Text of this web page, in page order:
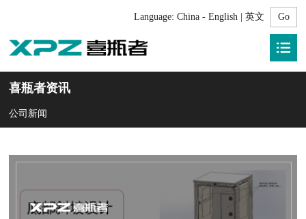
Language: China - English | 英文
喜瓶者资讯
公司新闻